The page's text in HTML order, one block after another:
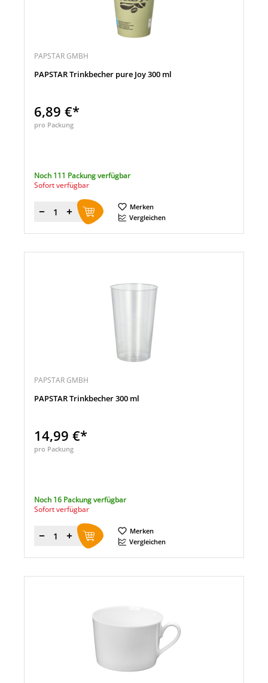
PAPSTAR GMBH
PAPSTAR Trinkbecher pure Joy 300 ml
6,89 €*
pro Packung
Noch 111 Packung verfügbar
Sofort verfügbar
Menge
Merken
Vergleichen
PAPSTAR GMBH
PAPSTAR Trinkbecher 300 ml
14,99 €*
pro Packung
Noch 16 Packung verfügbar
Sofort verfügbar
Menge
Merken
Vergleichen